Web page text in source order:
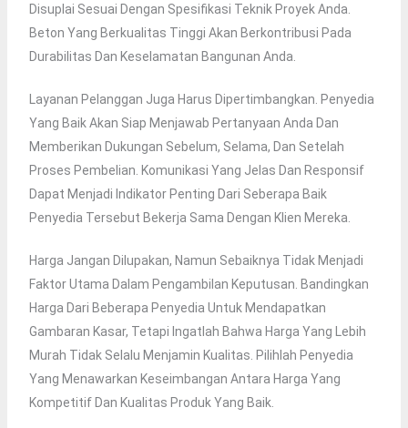
Disuplai Sesuai Dengan Spesifikasi Teknik Proyek Anda.
Beton Yang Berkualitas Tinggi Akan Berkontribusi Pada
Durabilitas Dan Keselamatan Bangunan Anda.
Layanan Pelanggan Juga Harus Dipertimbangkan. Penyedia
Yang Baik Akan Siap Menjawab Pertanyaan Anda Dan
Memberikan Dukungan Sebelum, Selama, Dan Setelah
Proses Pembelian. Komunikasi Yang Jelas Dan Responsif
Dapat Menjadi Indikator Penting Dari Seberapa Baik
Penyedia Tersebut Bekerja Sama Dengan Klien Mereka.
Harga Jangan Dilupakan, Namun Sebaiknya Tidak Menjadi
Faktor Utama Dalam Pengambilan Keputusan. Bandingkan
Harga Dari Beberapa Penyedia Untuk Mendapatkan
Gambaran Kasar, Tetapi Ingatlah Bahwa Harga Yang Lebih
Murah Tidak Selalu Menjamin Kualitas. Pilihlah Penyedia
Yang Menawarkan Keseimbangan Antara Harga Yang
Kompetitif Dan Kualitas Produk Yang Baik.